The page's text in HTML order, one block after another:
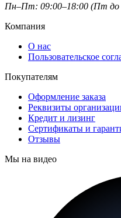
Пн–Пт: 09:00–18:00 (Пт до
Компания
О нас
Пользовательское
Покупателям
Оформление заказа
Реквизиты
Кредит и лизинг
Сертификаты и
Отзывы
Мы на видео